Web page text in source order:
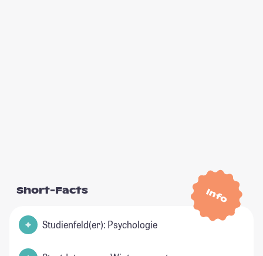
Info
Short-Facts
Studienfeld(er): Psychologie